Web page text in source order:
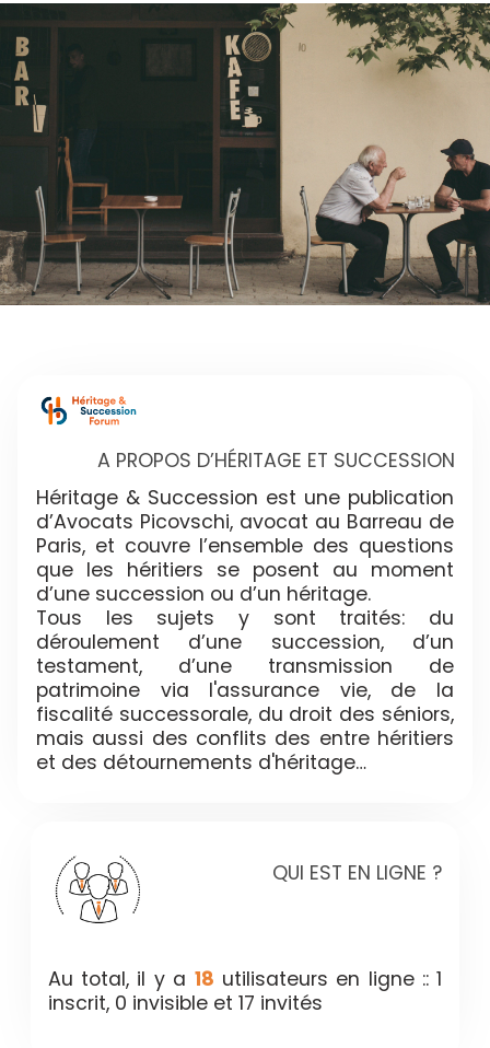
A PROPOS D’HÉRITAGE ET SUCCESSION
Héritage & Succession est une publication
d’Avocats Picovschi, avocat au Barreau de
Paris, et couvre l’ensemble des questions
que les héritiers se posent au moment
d’une succession ou d’un héritage.
Tous les sujets y sont traités: du
déroulement d’une succession, d’un
testament, d’une transmission de
patrimoine via l'assurance vie, de la
fiscalité successorale, du droit des séniors,
mais aussi des conflits des entre héritiers
et des détournements d'héritage…
QUI EST EN LIGNE ?
Au total, il y a 18 utilisateurs en ligne :: 1
inscrit, 0 invisible et 17 invités